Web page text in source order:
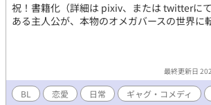
祝！書籍化（詳細は pixiv、または twitterに
ある主人公が、本物のオメガバースの世界に
最終更新日
BL 恋愛 日常 ギャグ・コメディ